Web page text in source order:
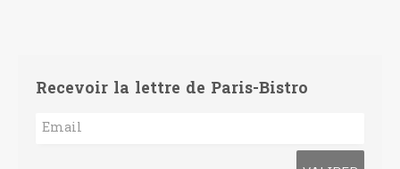
Recevoir la lettre de Paris-Bistro